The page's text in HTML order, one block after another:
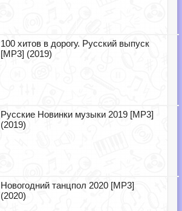
100 хитов в дорогу. Русский выпуск
[MP3] (2019)
Русские Новинки музыки 2019 [MP3]
(2019)
Новогодний танцпол 2020 [MP3]
(2020)